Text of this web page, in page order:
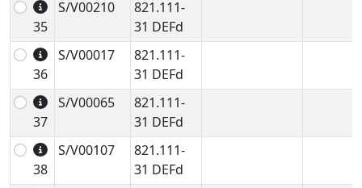
35
S/V00210
821.111-
31 DEFd
36
S/V00017
821.111-
31 DEFd
37
S/V00065
821.111-
31 DEFd
38
S/V00107
821.111-
31 DEFd